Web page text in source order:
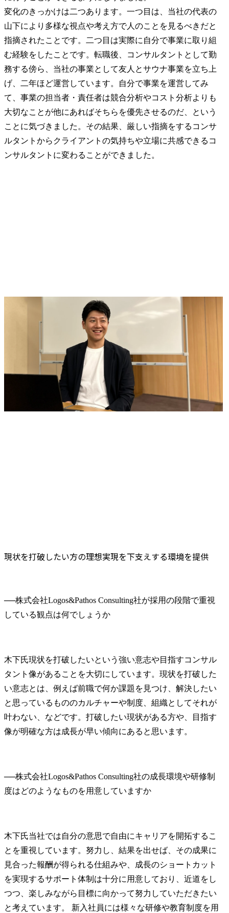
変化のきっかけは二つあります。一つ目は、当社の代表の
山下により多様な視点や考え方で人のことを見るべきだと
指摘されたことです。二つ目は実際に自分で事業に取り組
む経験をしたことです。転職後、コンサルタントとして勤
務する傍ら、当社の事業として友人とサウナ事業を立ち上
げ、二年ほど運営しています。自分で事業を運営してみ
て、事業の担当者・責任者は競合分析やコスト分析よりも
大切なことが他にあればそちらを優先させるのだ、という
ことに気づきました。その結果、厳しい指摘をするコンサ
ルタントからクライアントの気持ちや立場に共感できるコ
ンサルタントに変わることができました。
現状を打破したい方の理想実現を下支えする環境を提供
──株式会社Logos&Pathos Consulting社が採用の段階で重視
木下氏現状を打破したいという強い意志や目指すコンサル
タント像があることを大切にしています。現状を打破した
い意志とは、例えば前職で何か課題を見つけ、解決したい
と思っているもののカルチャーや制度、組織としてそれが
叶わない、などです。打破したい現状がある方や、目指す
像が明確な方は成長が早い傾向にあると思います。
──株式会社Logos&Pathos Consulting社の成長環境や研修制
木下氏当社では自分の意思で自由にキャリアを開拓するこ
とを重視しています。努力し、結果を出せば、その成果に
見合った報酬が得られる仕組みや、成長のショートカット
を実現するサポート体制は十分に用意しており、近道をし
つつ、楽しみながら目標に向かって努力していただきたい
と考えています。 新入社員には様々な研修や教育制度を用